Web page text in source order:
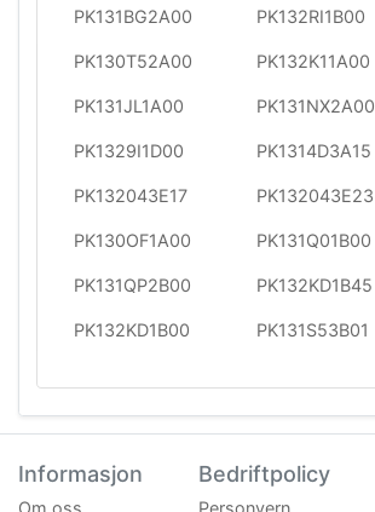
PK131BG2A00 PK132RI1B00
PK130T52A00 PK132K11A00
PK131JL1A00 PK131NX2A00
PK1329I1D00 PK1314D3A15
PK132043E17 PK132043E23
PK130OF1A00 PK131Q01B00
PK131QP2B00 PK132KD1B45
PK132KD1B00 PK131S53B01
Informasjon
Om oss
Bedriftpolicy
Personvern